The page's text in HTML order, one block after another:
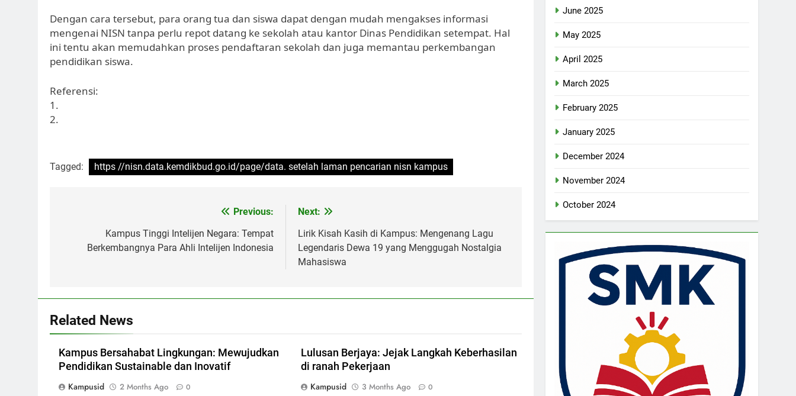
Dengan cara tersebut, para orang tua dan siswa dapat dengan mudah mengakses informasi
mengenai NISN tanpa perlu repot datang ke sekolah atau kantor Dinas Pendidikan setempat. Hal
ini tentu akan memudahkan proses pendaftaran sekolah dan juga memantau perkembangan
pendidikan siswa.
Referensi:
1.
2.
Tagged: https //nisn.data.kemdikbud.go.id/page/data. setelah laman pencarian nisn kampus
navigation
Previous:
Kampus Tinggi Intelijen Negara: Tempat
Berkembangnya Para Ahli Intelijen Indonesia
Next:
Lirik Kisah Kasih di Kampus: Mengenang Lagu
Legendaris Dewa 19 yang Menggugah Nostalgia
Mahasiswa
Related News
Kampus Bersahabat Lingkungan: Mewujudkan
Pendidikan Sustainable dan Inovatif
Kampusid
2 Months Ago 0
Lulusan Berjaya: Jejak Langkah Keberhasilan
di ranah Pekerjaan
Kampusid
3 Months Ago 0
June 2025
May 2025
April 2025
March 2025
February 2025
January 2025
December 2024
November 2024
October 2024